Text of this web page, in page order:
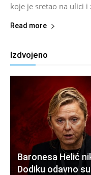
koje je sretao na ulici i
Read more
Izdvojeno
Baronesa Helić
Dodiku odavno